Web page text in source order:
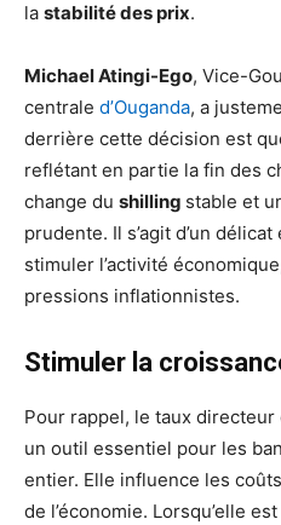
la stabilité des prix.
Michael Atingi-Ego, Vice-
centrale d’Ouganda, a
derrière cette décision est
reflétant en partie la fin des
change du shilling stable et
prudente. Il s’agit d’un
stimuler l’activité
pressions inflationnistes.
Stimuler la
Pour rappel, le taux
un outil essentiel pour les
entier. Elle influence les
de l’économie. Lorsqu’elle